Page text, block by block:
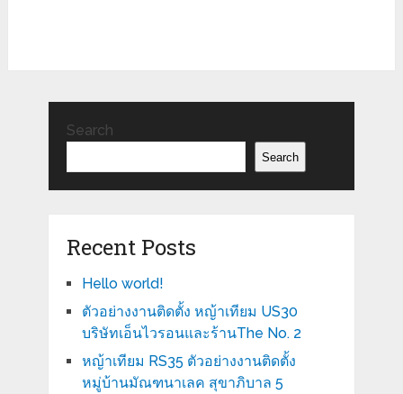
Search
Search
Recent Posts
Hello world!
ตัวอย่างงานติดตั้ง หญ้าเทียม US30
บริษัทเอ็นไวรอนและร้านThe No. 2
หญ้าเทียม RS35 ตัวอย่างงานติดตั้ง
หมู่บ้านมัณฑนาเลค สุขาภิบาล 5